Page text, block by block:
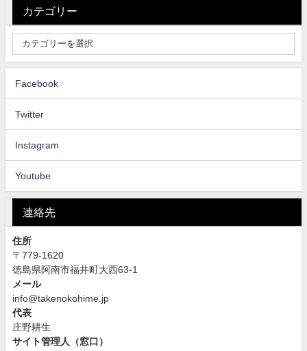
カテゴリー
Facebook
Twitter
Instagram
Youtube
連絡先
住所
〒779-1620
徳島県阿南市福井町大西63-1
メール
info@takenokohime.jp
代表
庄野耕生
サイト管理人（窓口）